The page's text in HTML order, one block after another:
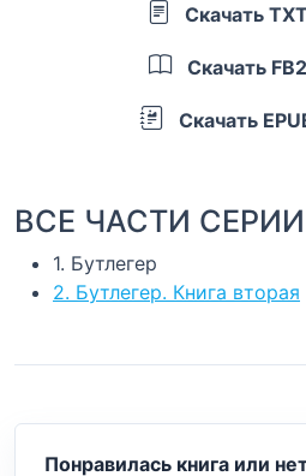
Скачать TXT
Скачать FB2
Скачать
ВСЕ ЧАСТИ СЕРИИ
1. Бутлегер
2. Бутлегер. Книга вторая
Понравилась книга или